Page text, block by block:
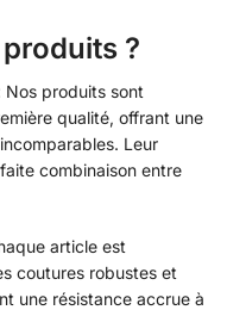
?
Nos produits sont
qualité, offrant une
Leur
combinaison entre
article est
coutures robustes et
une résistance accrue à